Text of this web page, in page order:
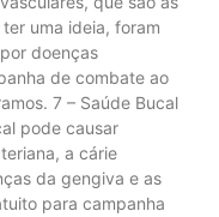
uma ideia, foram
doenças
de combate ao
7 – Saúde Bucal
pode causar
a cárie
da gengiva e as
para campanha